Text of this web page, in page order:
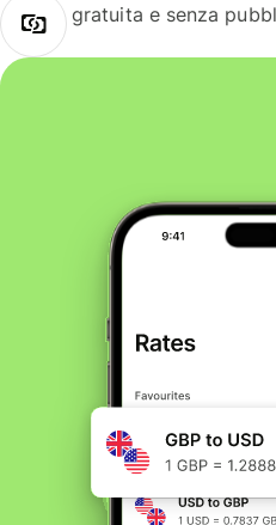
gratuita e senza